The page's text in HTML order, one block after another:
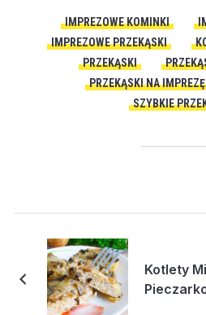
IMPREZOWE KOMINKI
IMPREZOWE PRZEKĄSKI
PRZEKĄSKI
PRZEKĄSKI NA IMPREZĘ
SZYBKIE
Kotlety